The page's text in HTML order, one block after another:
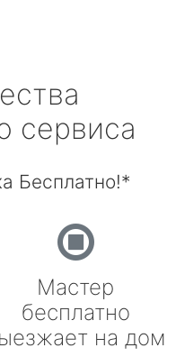
сервиса
Бесплатно!*
Мастер
бесплатно
на дом